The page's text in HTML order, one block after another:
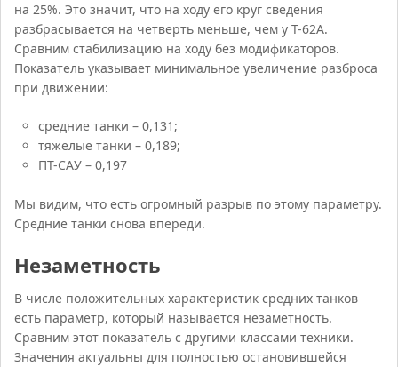
на 25%. Это значит, что на ходу его круг сведения
разбрасывается на четверть меньше, чем у Т-62А.
Сравним стабилизацию на ходу без модификаторов.
Показатель указывает минимальное увеличение разброса
при движении:
средние танки – 0,131;
тяжелые танки – 0,189;
ПТ-САУ – 0,197
Мы видим, что есть огромный разрыв по этому параметру.
Средние танки снова впереди.
Незаметность
В числе положительных характеристик средних танков
есть параметр, который называется незаметность.
Сравним этот показатель с другими классами техники.
Значения актуальны для полностью остановившейся